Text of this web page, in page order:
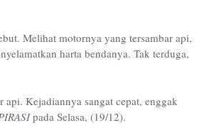
Melihat motornya yang tersambar api,
harta bendanya. Tak terduga,
Kejadiannya sangat cepat, enggak
pada Selasa, (19/12).